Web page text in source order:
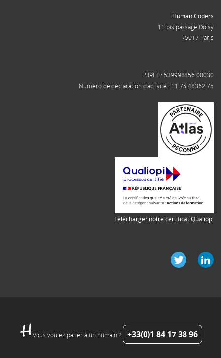
Human Coders
11 bis passage Doisy
75017 Paris
SIRET : 539998856 00030
Numéro de déclaration d'activité : 11 75 48362 75
Télécharger notre certificat Qualiopi
Vous voulez parler à un humain ? +33(0)1 84 17 38 96